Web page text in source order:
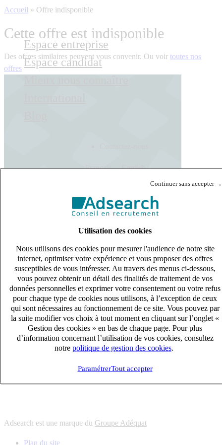
Continuer sans accepter →
Utilisation des cookies
Nous utilisons des cookies pour mesurer l'audience de notre site
internet, optimiser votre expérience et vous proposer des offres
susceptibles de vous intéresser. Au travers des menus ci-dessous,
vous pouvez obtenir un détail des finalités de traitement de vos
données personnelles et exprimer votre consentement ou votre refus
pour chaque type de cookies nous utilisons, à l’exception de ceux
qui sont nécessaires au fonctionnement de ce site. Vous pouvez par
la suite modifier vos choix à tout moment en cliquant sur l’onglet «
Gestion des cookies » en bas de chaque page. Pour plus
d’information concernant l’utilisation de vos cookies, consultez
notre politique de gestion des cookies
ParamétrerTout accepter
Espace entreprise
Espace candidat
Français English
Accueil » Offre indisponible
Cette offre est indisponible
Des offres similaires peuvent vous convenir. Ou voir toutes nos
offres
s'adapter à vos besoin en recrutement
10 univers
connaître votre secteur et ses enjeux
12 bureaux en France
proximité avec nos clients et nos talents
6 solutions
s'adapter à vos besoin en recrutement
10 univers
connaître votre secteur et ses enjeux
proximité avec nos clients et nos talents
Adsearch est une marque du Groupe Adéquat
Plan du site